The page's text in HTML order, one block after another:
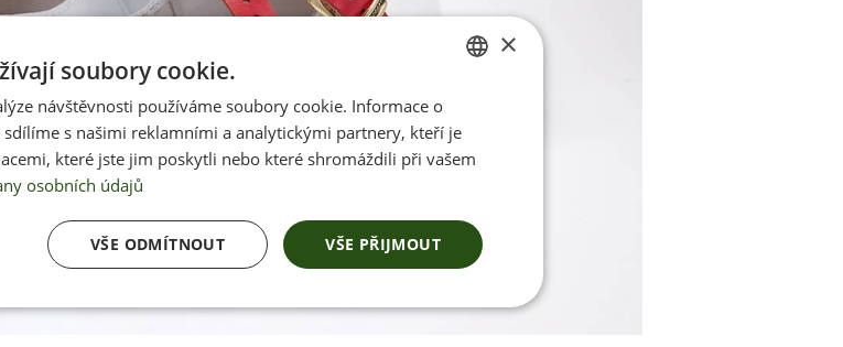
ENGLISH
×
soubory cookie.
návštěvnosti používáme soubory cookie. Informace o
s našimi reklamními a analytickými partnery, kteří je
které jste jim poskytli nebo které shromáždili při vašem
osobních údajů
VŠE PŘIJMOUT
VŠE ODMÍTNOUT